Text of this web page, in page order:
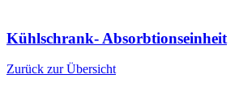
Kühlschrank- Absorbtionseinheit
Zurück zur Übersicht